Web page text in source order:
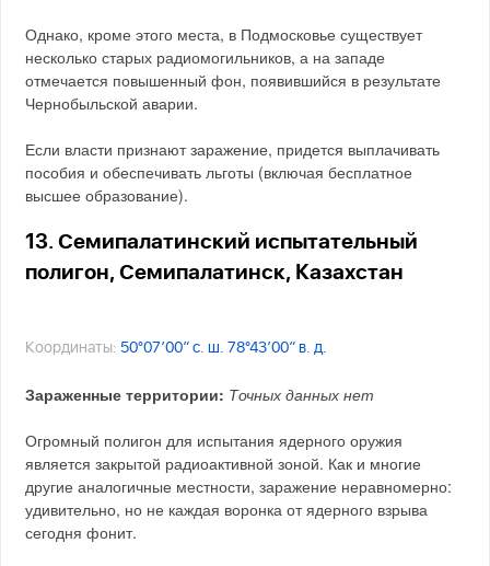
Однако, кроме этого места, в Подмосковье существует
несколько старых радиомогильников, а на западе
отмечается повышенный фон, появившийся в результате
Чернобыльской аварии.
Если власти признают заражение, придется выплачивать
пособия и обеспечивать льготы (включая бесплатное
высшее образование).
13. Семипалатинский испытательный
полигон, Семипалатинск, Казахстан
Координаты: 50°07′00″ с. ш. 78°43′00″ в. д.
Зараженные территории: Точных данных нет
Огромный полигон для испытания ядерного оружия
является закрытой радиоактивной зоной. Как и многие
другие аналогичные местности, заражение неравномерно:
удивительно, но не каждая воронка от ядерного взрыва
сегодня фонит.